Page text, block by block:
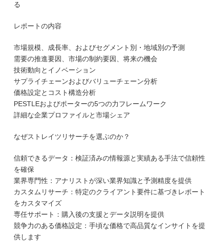
る
レポートの内容
市場規模、成長率、およびセグメント別・地域別の予測
需要の推進要因、市場の制約要因、将来の機会
技術動向とイノベーション
サプライチェーンおよびバリューチェーン分析
価格設定とコスト構造分析
PESTLEおよびポーターの5つの力フレームワーク
詳細な企業プロファイルと市場シェア
なぜストレイツリサーチを選ぶのか？
信頼できるデータ：検証済みの情報源と実績ある手法で信頼性
を確保
業界専門性：アナリストが深い業界知識と予測精度を提供
カスタムリサーチ：特定のクライアント要件に基づきレポート
をカスタマイズ
専任サポート：購入後の支援とデータ説明を提供
競争力のある価格設定：手頃な価格で高品質なインサイトを提
供します